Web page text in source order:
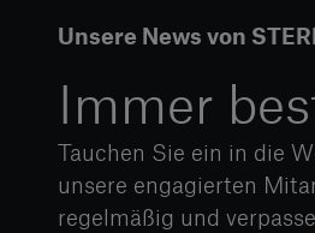
Unsere News von
Immer
Tauchen Sie ein in die
unsere engagierten
regelmäßig und